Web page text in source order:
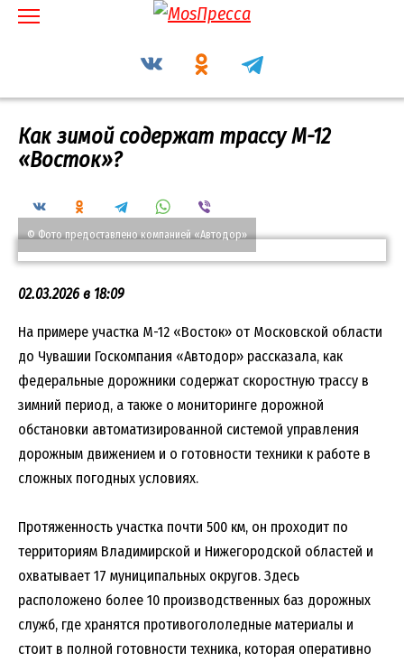
Перейти
Как зимой содержат трассу М-12
«Восток»?
© Фото предоставлено компанией «Автодор»
02.03.2026 в 18:09
На примере участка М-12 «Восток» от Московской области
до Чувашии Госкомпания «Автодор» рассказала, как
федеральные дорожники содержат скоростную трассу в
зимний период, а также о мониторинге дорожной
обстановки автоматизированной системой управления
дорожным движением и о готовности техники к работе в
сложных погодных условиях.
Протяженность участка почти 500 км, он проходит по
территориям Владимирской и Нижегородской областей и
охватывает 17 муниципальных округов. Здесь
расположено более 10 производственных баз дорожных
служб, где хранятся противогололедные материалы и
стоит в полной готовности техника, которая оперативно